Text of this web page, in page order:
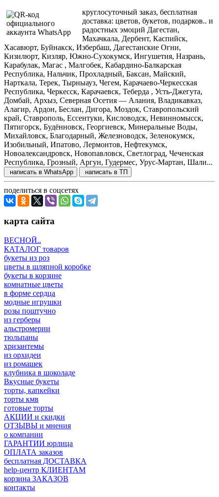
круглосуточный заказ, бесплатная
доставка: цветов, букетов, подарков.. и
радостных эмоций Дагестан,
Махачкала, Дербент, Каспийск,
Хасавюрт, Буйнакск, Избербаш, Дагестанские Огни,
Кизилюрт, Кизляр, Южно-Сухокумск, Ингушетия, Назрань,
Карабулак, Магас , Малгобек, Кабардино-Балкарская
Республика, Нальчик, Прохладный, Баксан, Майский,
Нарткала, Терек, Тырныауз, Чегем, Карачаево-Черкесская
Республика, Черкесск, Карачаевск, Теберда , Усть-Джегута,
Домбай, Архыз, Северная Осетия — Алания, Владикавказ,
Алагир, Ардон, Беслан, Дигора, Моздок, Ставропольский
край, Ставрополь, Ессентуки, Кисловодск, Невинномысск,
Пятигорск, Будённовск, Георгиевск, Минеральные Воды,
Михайловск, Благодарный, Железноводск, Зеленокумск,
Изобильный, Ипатово, Лермонтов, Нефтекумск,
Новоалександровск, Новопавловск, Светлоград, Чеченская
Республика, Грозный, Аргун, Гудермес, Урус-Мартан, Шали...
написать в WhatsApp написать в ТП
поделиться в соцсетях
карта сайта
ВЕСНОЙ..
КАТАЛОГ товаров
букеты из роз
цветы в шляпной коробке
букеты в корзине
комнатные цветы
в форме сердца
модные игрушки
розы поштучно
из герберы
альстромерии
тюльпаны
хризантемы
из орхидеи
из ромашек
клубника в шоколаде
Вкусные букеты
торты, капкейки
торты кмв
готовые торты
АКЦИИ и скидки
ОТЗЫВЫ и мнения
о компании
ГАРАНТИИ юрлица
ОПЛАТА заказов
бесплатная ДОСТАВКА
help-центр КЛИЕНТАМ
корзина ЗАКАЗОВ
контакты